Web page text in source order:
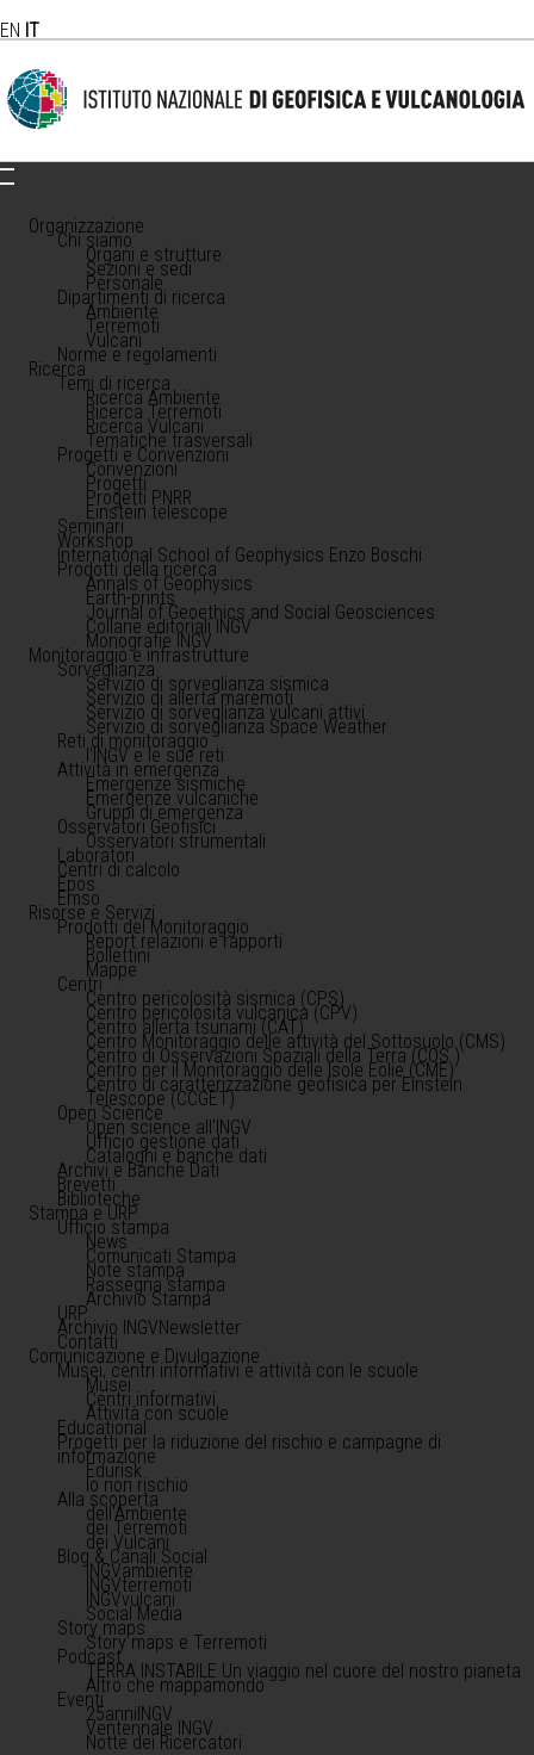
EN IT
Organizzazione
Chi siamo
Organi e strutture
Sezioni e sedi
Personale
Dipartimenti di ricerca
Ambiente
Terremoti
Vulcani
Norme e regolamenti
Ricerca
Temi di ricerca
Ricerca Ambiente
Ricerca Terremoti
Ricerca Vulcani
Tematiche trasversali
Progetti e Convenzioni
Convenzioni
Progetti
Progetti PNRR
Einstein telescope
Seminari
Workshop
International School of Geophysics Enzo Boschi
Prodotti della ricerca
Annals of Geophysics
Earth-prints
Journal of Geoethics and Social Geosciences
Collane editoriali INGV
Monografie INGV
Monitoraggio e infrastrutture
Sorveglianza
Servizio di sorveglianza sismica
Servizio di allerta maremoti
Servizio di sorveglianza vulcani attivi
Servizio di sorveglianza Space Weather
Reti di monitoraggio
l'INGV e le sue reti
Attività in emergenza
Emergenze sismiche
Emergenze vulcaniche
Gruppi di emergenza
Osservatori Geofisici
Osservatori strumentali
Laboratori
Centri di calcolo
Epos
Emso
Risorse e Servizi
Prodotti del Monitoraggio
Report relazioni e rapporti
Bollettini
Mappe
Centri
Centro pericolosità sismica (CPS)
Centro pericolosità vulcanica (CPV)
Centro allerta tsunami (CAT)
Centro Monitoraggio delle attività del Sottosuolo (CMS)
Centro di Osservazioni Spaziali della Terra (COS )
Centro per il Monitoraggio delle Isole Eolie (CME)
Centro di caratterizzazione geofisica per Einstein
Telescope (CCGET)
Open Science
Open science all'INGV
Ufficio gestione dati
Cataloghi e banche dati
Archivi e Banche Dati
Brevetti
Biblioteche
Stampa e URP
Ufficio stampa
News
Comunicati Stampa
Note stampa
Rassegna stampa
Archivio Stampa
URP
Archivio INGVNewsletter
Contatti
Comunicazione e Divulgazione
Musei, centri informativi e attività con le scuole
Musei
Centri informativi
Attività con scuole
Educational
Progetti per la riduzione del rischio e campagne di
informazione
Edurisk
Io non rischio
Alla scoperta
dell'Ambiente
dei Terremoti
dei Vulcani
Blog & Canali Social
INGVambiente
INGVterremoti
INGVvulcani
Social Media
Story maps
Story maps e Terremoti
Podcast
TERRA INSTABILE Un viaggio nel cuore del nostro pianeta
Altro che mappamondo
Eventi
25anniINGV
Ventennale INGV
Notte dei Ricercatori